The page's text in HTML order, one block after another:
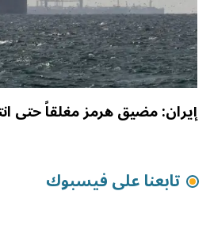
إيران: مضيق هرمز مغلقاً حتى
تابعنا على فيسبوك